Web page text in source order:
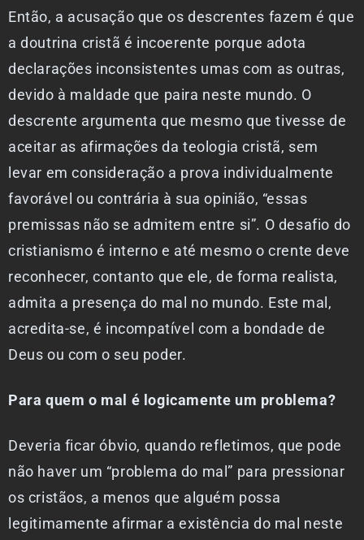
Então, a acusação que os descrentes fazem é que
a doutrina cristã é incoerente porque adota
declarações inconsistentes umas com as outras,
devido à maldade que paira neste mundo. O
descrente argumenta que mesmo que tivesse de
aceitar as afirmações da teologia cristã, sem
levar em consideração a prova individualmente
favorável ou contrária à sua opinião, “essas
premissas não se admitem entre si”. O desafio do
cristianismo é interno e até mesmo o crente deve
reconhecer, contanto que ele, de forma realista,
admita a presença do mal no mundo. Este mal,
acredita-se, é incompatível com a bondade de
Deus ou com o seu poder.
Para quem o mal é logicamente um problema?
Deveria ficar óbvio, quando refletimos, que pode
não haver um “problema do mal” para pressionar
os cristãos, a menos que alguém possa
legitimamente afirmar a existência do mal neste